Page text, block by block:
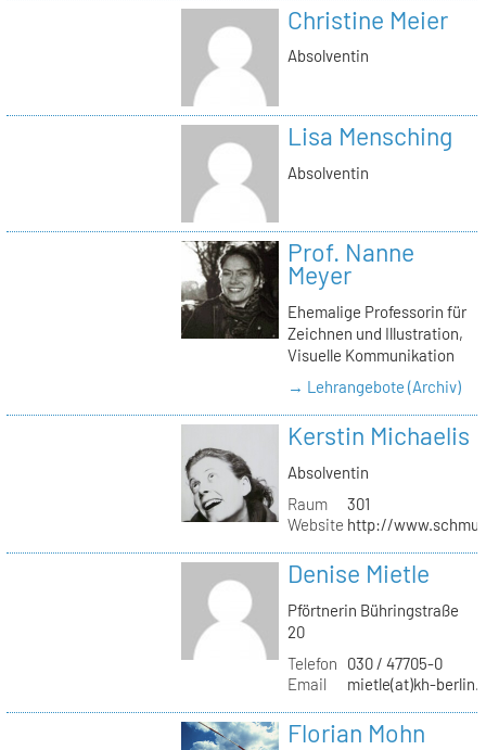
Christine Meier
Absolventin
Lisa Mensching
Absolventin
Prof. Nanne
Meyer
Ehemalige Professorin für
Zeichnen und Illustration,
Visuelle Kommunikation
→ Lehrangebote (Archiv)
Kerstin Michaelis
Absolventin
Raum
301
Website http://
Denise Mietle
Pförtnerin Bühringstraße
20
Telefon
030 / 47705-0
Email
mietle(at)kh-
Florian Mohn